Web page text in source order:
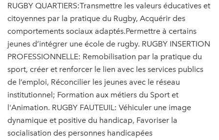
RUGBY QUARTIERS:Transmettre les valeurs éducatives et
citoyennes par la pratique du Rugby, Acquérir des
comportements sociaux adaptés.Permettre à certains
jeunes d’intégrer une école de rugby. RUGBY INSERTION
PROFESSIONNELLE: Remobilisation par la pratique du
sport, créer et renforcer le lien avec les services publics
de l’emploi, Réconcilier les jeunes avec le réseau
institutionnel; Formation aux métiers du Sport et
l'Animation. RUGBY FAUTEUIL: Véhiculer une image
dynamique et positive du handicap, Favoriser la
socialisation des personnes handicapées